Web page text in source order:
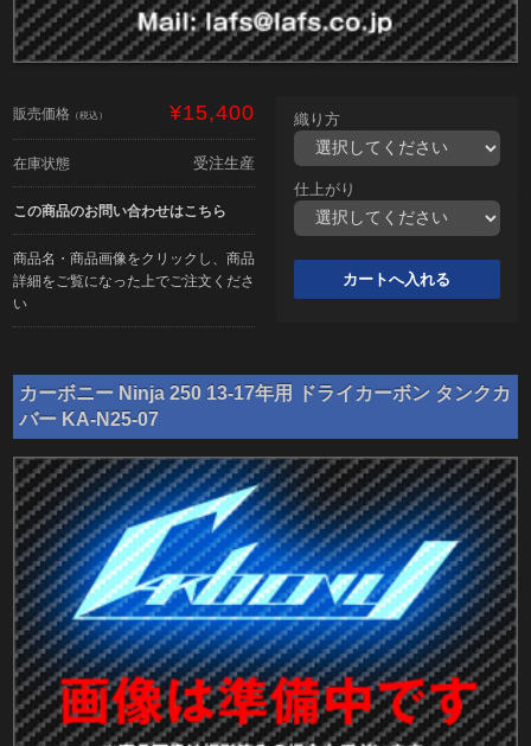
販売価格 （税込） ¥15,400
在庫状態 受注生産
この商品のお問い合わせはこちら
商品名・商品画像をクリックし、商品
詳細をご覧になった上でご注文くださ
い
織り方
仕上がり
カーボニー Ninja 250 13-17年用 ドライカーボン タンクカ
バー KA-N25-07